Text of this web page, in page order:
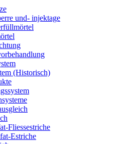
und- injektage
(Historisch)
Fliessestriche
Estriche